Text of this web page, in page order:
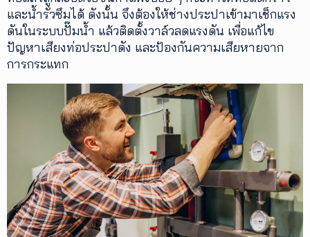
และน้ำรั่วซึมได้ ดังนั้น จึงต้องให้ช่างประปาเข้ามาเช็กแรง
ดันในระบบปั๊มน้ำ แล้วติดตั้งวาล์วลดแรงดัน เพื่อแก้ไข
ปัญหาเสียงท่อประปาดัง และป้องกันความเสียหายจาก
การกระแทก